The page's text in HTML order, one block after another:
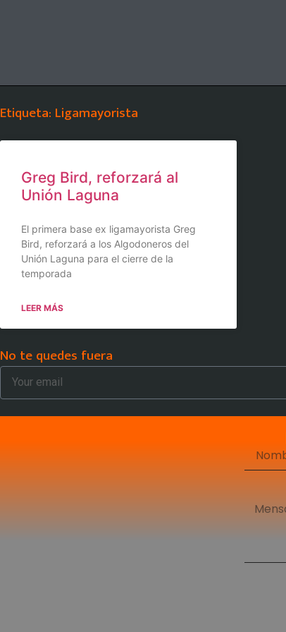
Etiqueta: Ligamayorista
Greg Bird, reforzará al
Unión Laguna
El primera base ex ligamayorista Greg
Bird, reforzará a los Algodoneros del
Unión Laguna para el cierre de la
temporada
LEER MÁS
No te quedes fuera